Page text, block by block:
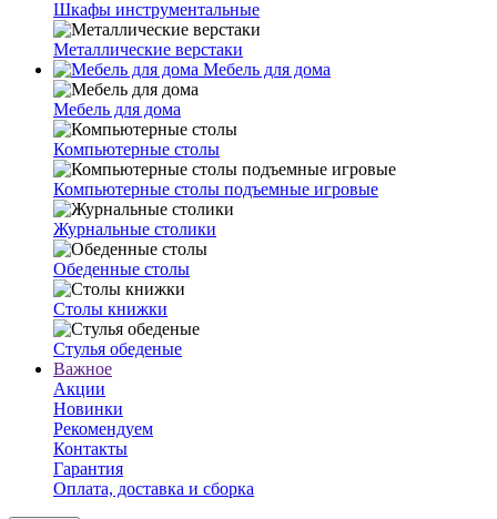
Шкафы инструментальные
Металлические верстаки
Мебель для дома
Мебель для дома
Компьютерные столы
Компьютерные столы подъемные игровые
Журнальные столики
Обеденные столы
Столы книжки
Стулья обеденые
Важное
Акции
Новинки
Рекомендуем
Контакты
Гарантия
Оплата, доставка и сборка